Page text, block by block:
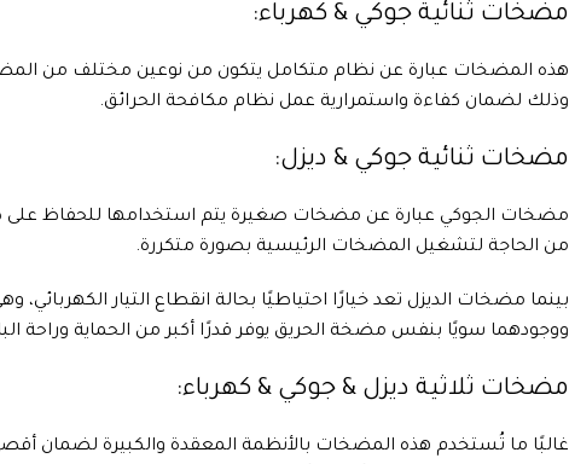
مضخات ثنائية جوكي & كهرباء:
هذه المضخات عبارة عن نظام متكامل يتكون من نوعين مختلف من
وذلك لضمان كفاءة واستمرارية عمل نظام مكافحة الحرائق.
مضخات ثنائية جوكي & ديزل:
مضخات الجوكي عبارة عن مضخات صغيرة يتم استخدامها للحفاظ على
من الحاجة لتشغيل المضخات الرئيسية بصورة متكررة.
بينما مضخات الديزل تعد خيارًا احتياطيًا بحالة انقطاع التيار
ووجودهما سويًا بنفس مضخة الحريق يوفر قدرًا أكبر من الحماية وراحة
مضخات ثلاثية ديزل & جوكي & كهرباء:
غالبًا ما تُستخدم هذه المضخات بالأنظمة المعقدة والكبيرة لضمان